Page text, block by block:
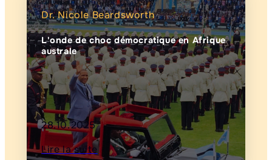
Dr. Nicole Beardsworth
L'onde de choc démocratique en Afrique
australe
28.10.2025
Lire la suite